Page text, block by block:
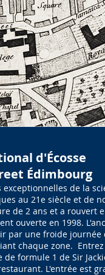
d'Écosse
Édimbourg
de la
au 21e siècle et de
de 2 ans et a rouvert
ouverte en 1998.
par une froide
chaque zone.
formule 1 de Sir
L'entrée est